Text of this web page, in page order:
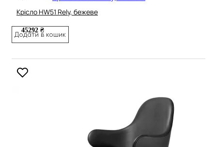
Крісло HW51 Rely, бежеве
45292 ₴
Додати в кошик